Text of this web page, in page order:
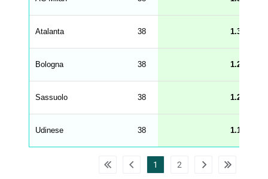
l
h
n
A
p
Atalanta 38 1.34
Bologna 38 1.29
Sassuolo 38 1.21
Udinese 38 1.18
1 2